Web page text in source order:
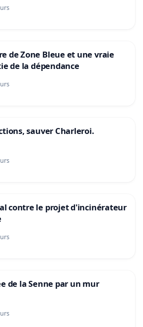
de Zone Bleue et une vraie
de la dépendance
sauver Charleroi.
contre le projet d'incinérateur
de la Senne par un mur